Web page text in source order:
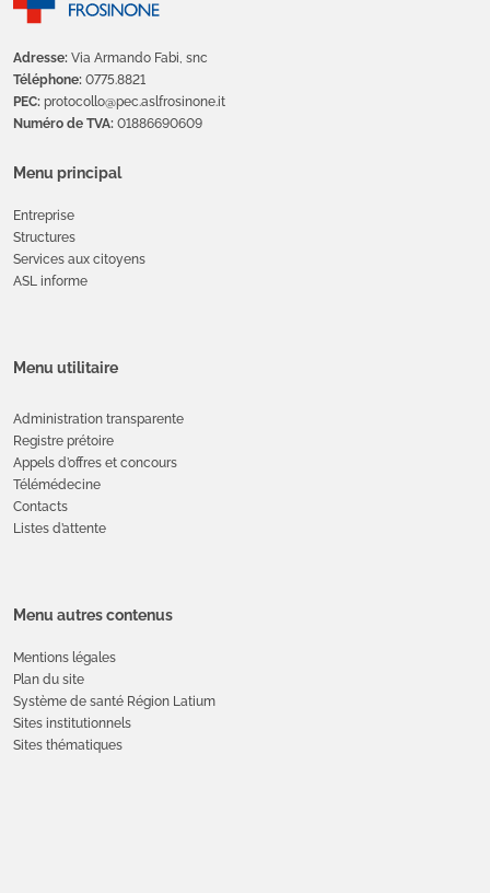
Adresse: Via Armando Fabi, snc
Téléphone: 0775.8821
PEC: protocollo@pec.aslfrosinone.it
Numéro de TVA: 01886690609
Menu principal
Entreprise
Structures
Services aux citoyens
ASL informe
Menu utilitaire
Administration transparente
Registre prétoire
Appels d’offres et concours
Télémédecine
Contacts
Listes d’attente
Menu autres contenus
Mentions légales
Plan du site
Système de santé Région Latium
Sites institutionnels
Sites thématiques